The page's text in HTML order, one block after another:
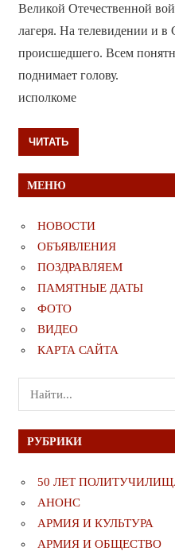
Великой Отечественной
лагеря. На телевидении и
происшедшего. Всем
поднимает голову. В
исполкоме
ЧИТАТЬ
МЕНЮ
НОВОСТИ
ОБЪЯВЛЕНИЯ
ПОЗДРАВЛЯЕМ
ПАМЯТНЫЕ ДАТЫ
ФОТО
ВИДЕО
КАРТА САЙТА
Поиск
для:
РУБРИКИ
50 ЛЕТ
АНОНС
АРМИЯ И КУЛЬТУРА
АРМИЯ И ОБЩЕСТВО